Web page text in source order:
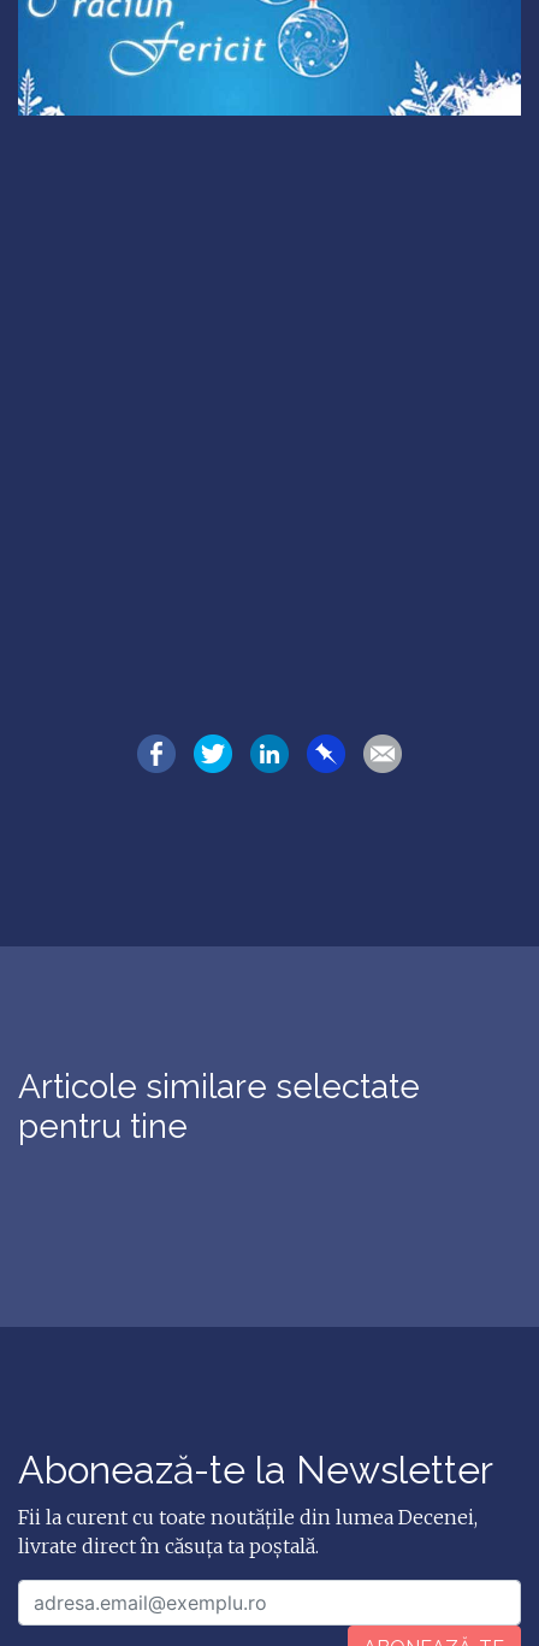
Articole similare selectate
pentru tine
Abonează-te la Newsletter
Fii la curent cu toate noutățile din lumea Decenei,
livrate direct în căsuța ta poștală.